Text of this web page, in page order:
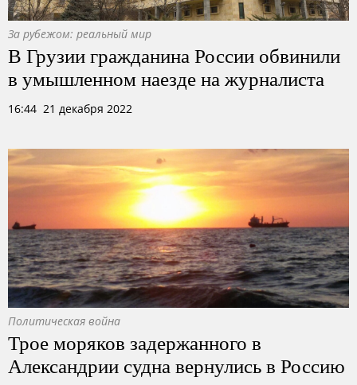
За рубежом: реальный мир
В Грузии гражданина России обвинили
в умышленном наезде на журналиста
16:44 21 декабря 2022
Политическая война
Трое моряков задержанного в
Александрии судна вернулись в Россию